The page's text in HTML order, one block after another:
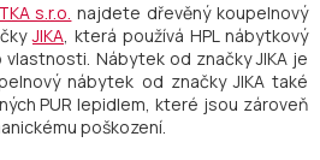
s.r.o. najdete dřevěný koupelnový
JIKA, která používá HPL nábytkový
Nábytek od značky JIKA je
nábytek od značky JIKA také
PUR lepidlem, které jsou zároveň
poškození.